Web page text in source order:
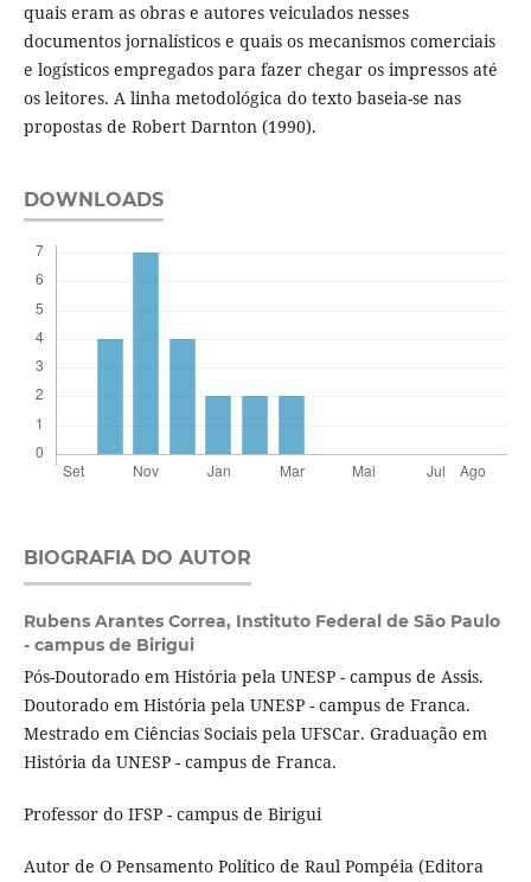
quais eram as obras e autores veiculados nesses
documentos jornalísticos e quais os mecanismos comerciais
e logísticos empregados para fazer chegar os impressos até
os leitores. A linha metodológica do texto baseia-se nas
propostas de Robert Darnton (1990).
DOWNLOADS
BIOGRAFIA DO AUTOR
Rubens Arantes Correa, Instituto Federal de São Paulo
- campus de Birigui
Pós-Doutorado em História pela UNESP - campus de Assis.
Doutorado em História pela UNESP - campus de Franca.
Mestrado em Ciências Sociais pela UFSCar. Graduação em
História da UNESP - campus de Franca.
Professor do IFSP - campus de Birigui
Autor de O Pensamento Político de Raul Pompéia (Editora